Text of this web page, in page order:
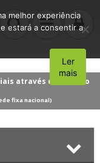
através do número
fixa nacional)
melhor experiência
estará a consentir a
Aceito
Ler
mais